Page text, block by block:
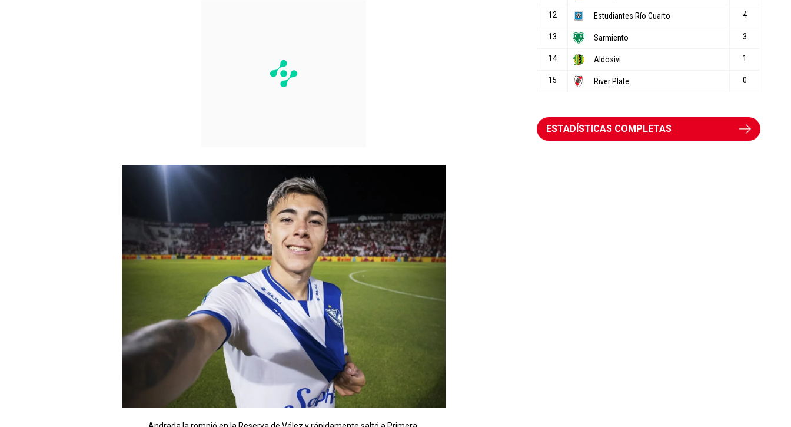
ESTADÍSTICAS COMPLETAS